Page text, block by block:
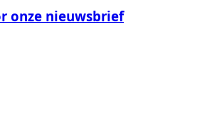
onze nieuwsbrief